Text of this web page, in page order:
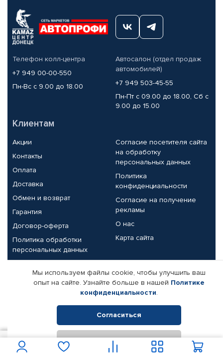
Телефон колл-центра
+7 949 00-00-550
Пн-Вс с 9.00 до 18.00
Автосалон (отдел продаж
автомобилей)
+7 949 503-45-55
Пн-Пт с 09.00 до 18.00, Сб с
9.00 до 15.00
Клиентам
Акции
Контакты
Оплата
Доставка
Обмен и возврат
Гарантия
Договор-оферта
Политика обработки
персональных данных
Согласие посетителя сайта
на обработку
персональных данных
Политика
конфиденциальности
Согласие на получение
рекламы
О нас
Карта сайта
Партнерам
Корпоративным клиентам
Поставщикам
Реквизиты компании
© КАМАЗ ЦЕНТР ДОНЕЦК, 2015-2026. Все права защищены.
Интернет-магазин автомобильных товаров Автопрофи.
Мы используем файлы cookie, чтобы улучшить ваш
опыт на сайте. Узнайте больше в нашей Политике
конфиденциальности.
Согласиться
Отклонить
В корзину